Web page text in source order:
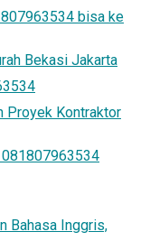
bisa ke
Bekasi Jakarta
Proyek Kontraktor
081807963534
Bahasa Inggris,